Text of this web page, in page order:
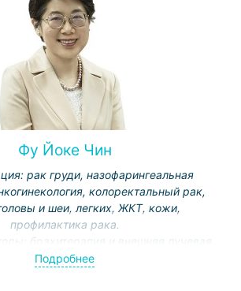
Фу Йоке Чин
рак груди, назофарингеальная
колоректальный рак,
и шеи, легких, ЖКТ, кожи,
профилактика рака.
брахитерапия и внешняя лучевая
радиохирургия, молекулярная
Подробнее